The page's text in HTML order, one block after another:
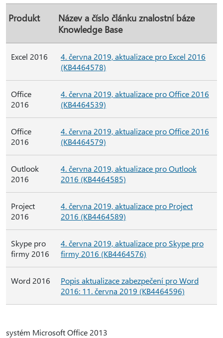
Produkt
Název a číslo článku znalostní báze
Knowledge Base
Excel 2016
4. června 2019, aktualizace pro Excel 2016
(KB4464578)
Office
2016
4. června 2019, aktualizace pro Office 2016
(KB4464539)
Office
2016
4. června 2019, aktualizace pro Office 2016
(KB4464579)
Outlook
2016
4. června 2019, aktualizace pro Outlook
2016 (KB4464585)
Project
2016
4. června 2019, aktualizace pro Project
2016 (KB4464589)
Skype pro
firmy 2016
4. června 2019, aktualizace pro Skype pro
firmy 2016 (KB4464576)
Word 2016
Popis aktualizace zabezpečení pro Word
2016: 11. června 2019 (KB4464596)
systém Microsoft Office 2013